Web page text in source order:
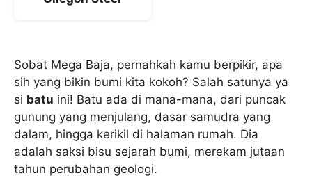
Sobat Mega Baja, pernahkah kamu berpikir, apa
sih yang bikin bumi kita kokoh? Salah satunya ya
si batu ini! Batu ada di mana-mana, dari puncak
gunung yang menjulang, dasar samudra yang
dalam, hingga kerikil di halaman rumah. Dia
adalah saksi bisu sejarah bumi, merekam jutaan
tahun perubahan geologi.